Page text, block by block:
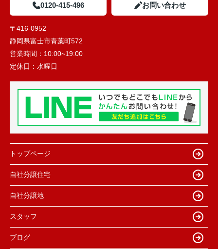
0120-415-496 お問い合わせ
〒416-0952
静岡県富士市青葉町572
営業時間： 10:00~19:00
定休日： 水曜日
トップページ
自社分譲住宅
自社分譲地
スタッフ
ブログ